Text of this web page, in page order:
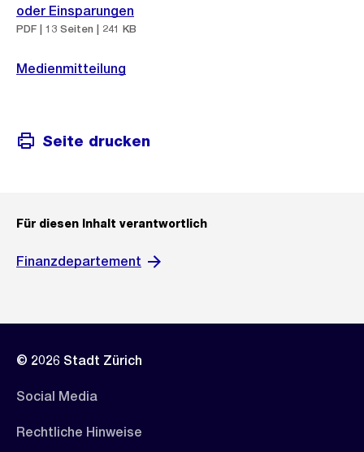
oder Einsparungen
PDF | 13 Seiten | 241 KB
Medienmitteilung
Seite drucken
Für diesen Inhalt verantwortlich
Finanzdepartement
© 2026 Stadt Zürich
Social Media
Rechtliche Hinweise